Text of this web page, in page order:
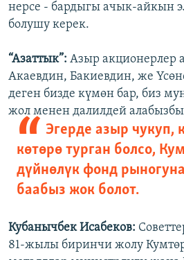
нерсе - бардыгы ачык-айкын
болушу керек.
“Азаттык”: Азыр акционерлер
Акаевдин, Бакиевдин, же
деген бизде күмөн бар, биз
жол менен далилдей
Эгерде азыр чукуп,
көтөрө турган болсо,
дүйнөлүк фонд
баабыз жок болот.
Кубанычбек Исабеков:
81-жылы биринчи жолу